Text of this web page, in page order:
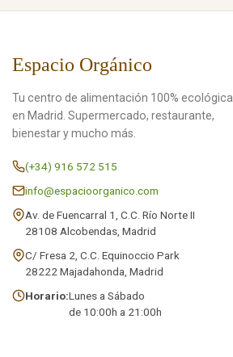
Espacio Orgánico
Tu centro de alimentación 100% ecológica
en Madrid. Supermercado, restaurante,
bienestar y mucho más.
(+34) 916 572 515
info@espacioorganico.com
Av. de Fuencarral 1, C.C. Río Norte II
28108 Alcobendas, Madrid
C/ Fresa 2, C.C. Equinoccio Park
28222 Majadahonda, Madrid
Horario:Lunes a Sábado
de 10:00h a 21:00h